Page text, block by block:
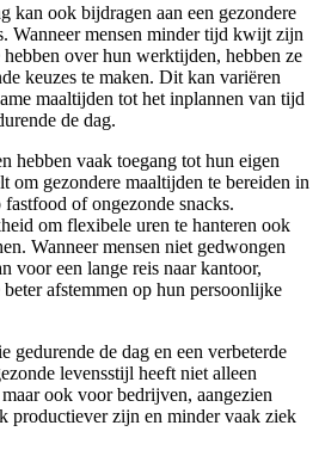
kan ook bijdragen aan een gezondere
Wanneer mensen minder tijd kwijt zijn
over hun werktijden, hebben ze
keuzes te maken. Dit kan variëren
maaltijden tot het inplannen van tijd
de dag.
hebben vaak toegang tot hun eigen
om gezondere maaltijden te bereiden in
of ongezonde snacks.
om flexibele uren te hanteren ook
Wanneer mensen niet gedwongen
voor een lange reis naar kantoor,
afstemmen op hun persoonlijke
gedurende de dag en een verbeterde
levensstijl heeft niet alleen
ook voor bedrijven, aangezien
productiever zijn en minder vaak ziek